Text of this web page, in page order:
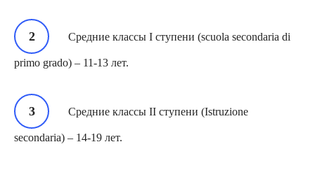
Средние классы I ступени (scuola secondaria di
primo grado) – 11-13 лет.
Средние классы II ступени (Istruzione
secondaria) – 14-19 лет.